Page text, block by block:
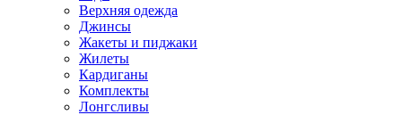
Верхняя одежда
Джинсы
Жакеты и пиджаки
Жилеты
Кардиганы
Комплекты
Лонгсливы